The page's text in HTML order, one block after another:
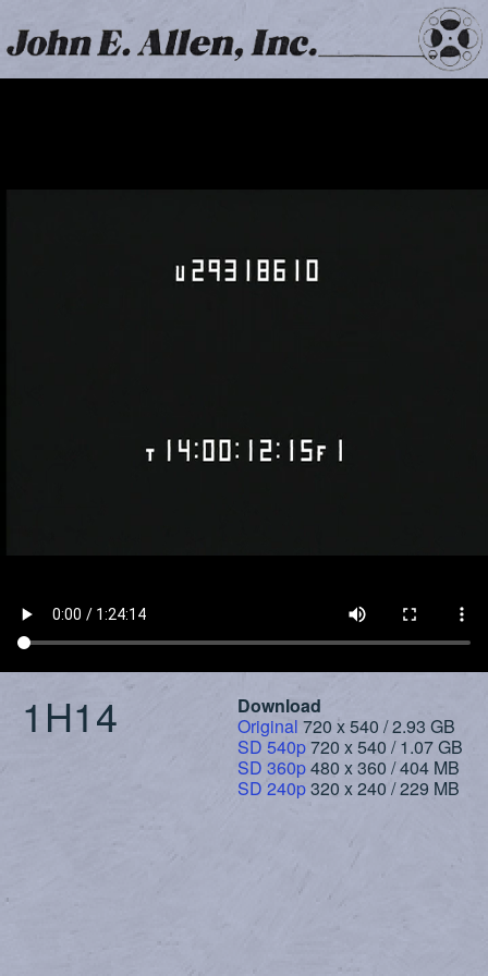
1H14
Download
Original 720 x 540 / 2.93 GB
SD 540p720 x 540 / 1.07 GB
SD 360p480 x 360 / 404 MB
SD 240p320 x 240 / 229 MB